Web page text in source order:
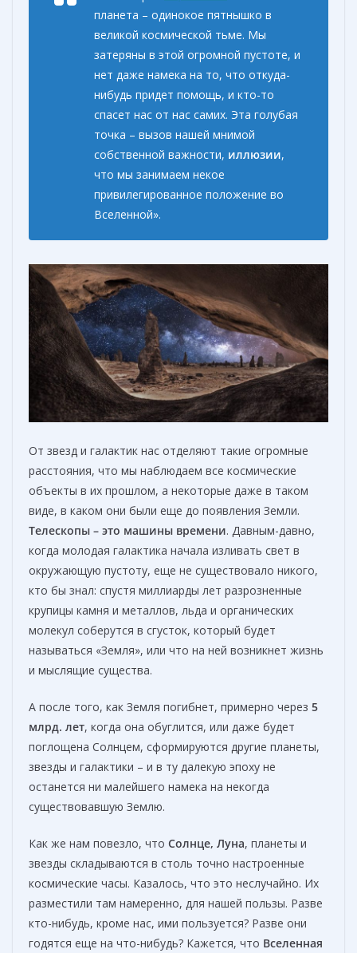
планета – одинокое пятнышко в
великой космической тьме. Мы
затеряны в этой огромной пустоте, и
нет даже намека на то, что откуда-
нибудь придет помощь, и кто-то
спасет нас от нас самих. Эта голубая
точка – вызов нашей мнимой
собственной важности, иллюзии,
что мы занимаем некое
привилегированное положение во
Вселенной».
От звезд и галактик нас отделяют такие огромные
расстояния, что мы наблюдаем все космические
объекты в их прошлом, а некоторые даже в таком
виде, в каком они были еще до появления Земли.
Телескопы – это машины времени. Давным-давно,
когда молодая галактика начала изливать свет в
окружающую пустоту, еще не существовало никого,
кто бы знал: спустя миллиарды лет разрозненные
крупицы камня и металлов, льда и органических
молекул соберутся в сгусток, который будет
называться «Земля», или что на ней возникнет жизнь
и мыслящие существа.
А после того, как Земля погибнет, примерно через 5
млрд. лет, когда она обуглится, или даже будет
поглощена Солнцем, сформируются другие планеты,
звезды и галактики – и в ту далекую эпоху не
останется ни малейшего намека на некогда
существовавшую Землю.
Как же нам повезло, что Солнце, Луна, планеты и
звезды складываются в столь точно настроенные
космические часы. Казалось, что это неслучайно. Их
разместили там намеренно, для нашей пользы. Разве
кто-нибудь, кроме нас, ими пользуется? Разве они
годятся еще на что-нибудь? Кажется, что Вселенная